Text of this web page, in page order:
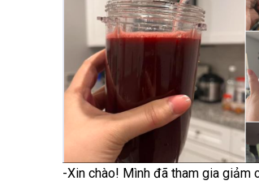
-Xin chào! Mình đã tham gia giảm